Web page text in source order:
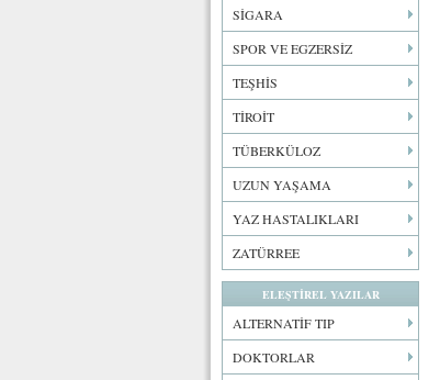
SİGARA
SPOR VE EGZERSİZ
TEŞHİS
TİROİT
TÜBERKÜLOZ
UZUN YAŞAMA
YAZ HASTALIKLARI
ZATÜRREE
ELEŞTİREL YAZILAR
ALTERNATİF TIP
DOKTORLAR